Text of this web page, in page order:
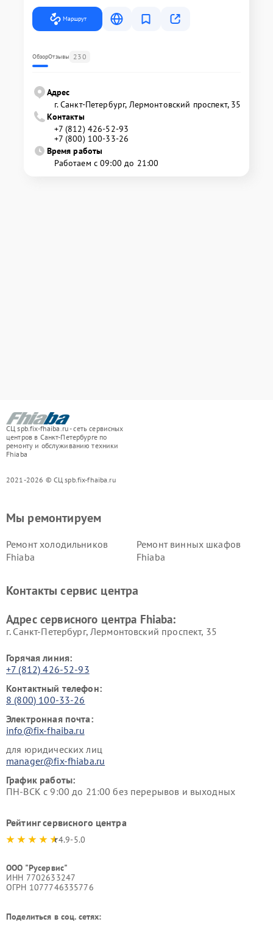
Маршрут
ОбзорОтзывы 230
Адрес
г. Санкт-Петербург, Лермонтовский проспект, 35
Контакты
+7 (812) 426-52-93
+7 (800) 100-33-26
Время работы
Работаем с 09:00 до 21:00
СЦ spb.fix-fhaiba.ru - сеть сервисных
центров в Санкт-Петербурге по
ремонту и обслуживанию техники
Fhiaba
2021-2026 © СЦ spb.fix-fhaiba.ru
Мы ремонтируем
Ремонт холодильников
Fhiaba
Ремонт винных шкафов
Fhiaba
Контакты сервис центра
Адрес сервисного центра Fhiaba:
г. Санкт-Петербург, Лермонтовский проспект, 35
Горячая линия:
+7 (812) 426-52-93
Контактный телефон:
8 (800) 100-33-26
Электронная почта:
info@fix-fhaiba.ru
для юридических лиц
manager@fix-fhiaba.ru
График работы:
ПН-ВСК с 9:00 до 21:00 без перерывов и выходных
Рейтинг сервисного центра
4.9-5.0
ООО "Русервис"
ИНН 7702633247
ОГРН 1077746335776
Поделиться в соц. сетях: